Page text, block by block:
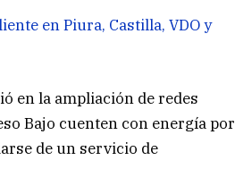
en Piura, Castilla, VDO y
en la ampliación de redes
Bajo cuenten con energía por
de un servicio de